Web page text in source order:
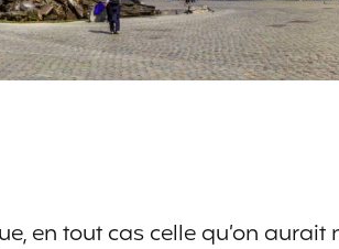
en tout cas celle qu’on aurait